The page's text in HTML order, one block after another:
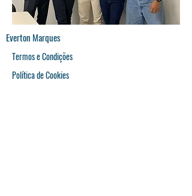
Everton Marques
Termos e Condições
Política de Cookies